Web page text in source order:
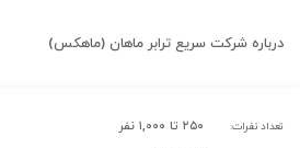
درباره شرکت سریع ترابر ماهان (ماهکس)
تعداد نفرات: ۲۵۰ تا ۱,۰۰۰ نفر